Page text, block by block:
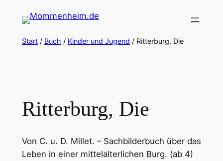
Inhalt
springen
Start/ Buch / Kinder und Jugend / Ritterburg, Die
Ritterburg, Die
Von C. u. D. Millet. – Sachbilderbuch über das
Leben in einer mittelalterlichen Burg. (ab 4)